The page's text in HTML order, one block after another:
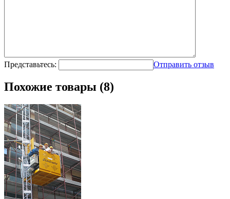
Представьтесь: Отправить отзыв
Похожие товары (8)